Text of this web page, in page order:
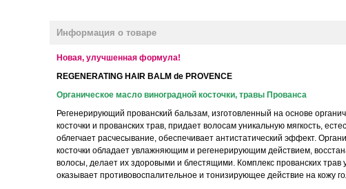
Информация о товаре
Новая, улучшенная формула!
REGENERATING HAIR BALM de PROVENCE
Органическое масло виноградной косточки, травы Прованса
Регенерирующий прованский бальзам, изготовленный на основе
косточки и прованских трав, придает волосам уникальную мягкость,
облегчает расчесывание, обеспечивает антистатический эффект.
косточки обладает увлажняющим и регенерирующим действием,
волосы, делает их здоровыми и блестящими. Комплекс прованских трав
оказывает противовоспалительное и тонизирующее действие на кожу